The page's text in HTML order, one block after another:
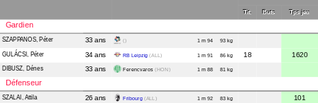
Tit. Buts Tps jeu
Gardien
SZAPPANOS, Péter 33 ans () 1 m 94 93 kg
GULÁCSI , Péter 34 ans RB Leipzig (ALL) 1 m 91 86 kg 18 1620
DIBUSZ, Dénes 33 ans Ferencvaros (HON) 1 m 88 81 kg
Défenseur
SZALAI, Attila 26 ans Fribourg (ALL) 1 m 92 83 kg 101